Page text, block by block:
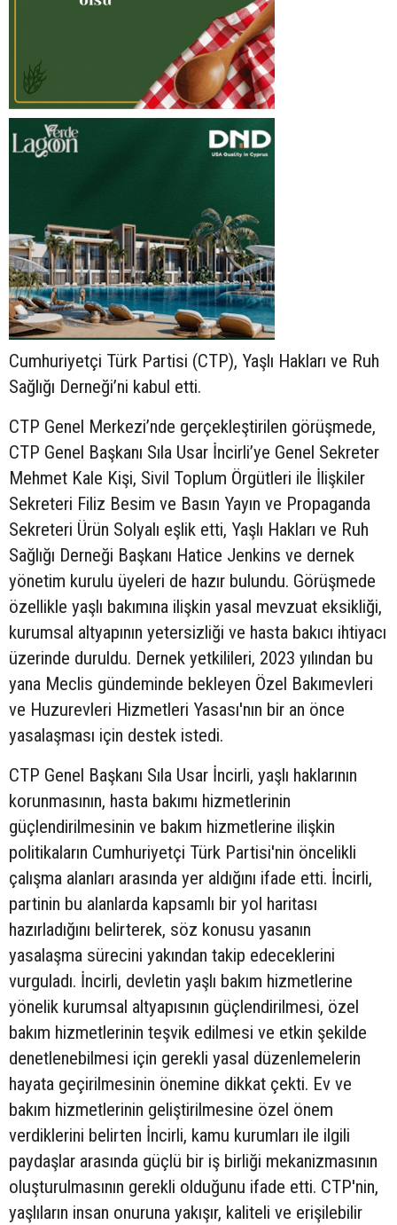
Cumhuriyetçi Türk Partisi (CTP), Yaşlı Hakları ve Ruh
Sağlığı Derneği’ni kabul etti.
CTP Genel Merkezi’nde gerçekleştirilen görüşmede,
CTP Genel Başkanı Sıla Usar İncirli’ye Genel Sekreter
Mehmet Kale Kişi, Sivil Toplum Örgütleri ile İlişkiler
Sekreteri Filiz Besim ve Basın Yayın ve Propaganda
Sekreteri Ürün Solyalı eşlik etti, Yaşlı Hakları ve Ruh
Sağlığı Derneği Başkanı Hatice Jenkins ve dernek
yönetim kurulu üyeleri de hazır bulundu. Görüşmede
özellikle yaşlı bakımına ilişkin yasal mevzuat eksikliği,
kurumsal altyapının yetersizliği ve hasta bakıcı ihtiyacı
üzerinde duruldu. Dernek yetkilileri, 2023 yılından bu
yana Meclis gündeminde bekleyen Özel Bakımevleri
ve Huzurevleri Hizmetleri Yasası'nın bir an önce
yasalaşması için destek istedi.
CTP Genel Başkanı Sıla Usar İncirli, yaşlı haklarının
korunmasının, hasta bakımı hizmetlerinin
güçlendirilmesinin ve bakım hizmetlerine ilişkin
politikaların Cumhuriyetçi Türk Partisi'nin öncelikli
çalışma alanları arasında yer aldığını ifade etti. İncirli,
partinin bu alanlarda kapsamlı bir yol haritası
hazırladığını belirterek, söz konusu yasanın
yasalaşma sürecini yakından takip edeceklerini
vurguladı. İncirli, devletin yaşlı bakım hizmetlerine
yönelik kurumsal altyapısının güçlendirilmesi, özel
bakım hizmetlerinin teşvik edilmesi ve etkin şekilde
denetlenebilmesi için gerekli yasal düzenlemelerin
hayata geçirilmesinin önemine dikkat çekti. Ev ve
bakım hizmetlerinin geliştirilmesine özel önem
verdiklerini belirten İncirli, kamu kurumları ile ilgili
paydaşlar arasında güçlü bir iş birliği mekanizmasının
oluşturulmasının gerekli olduğunu ifade etti. CTP'nin,
yaşlıların insan onuruna yakışır, kaliteli ve erişilebilir